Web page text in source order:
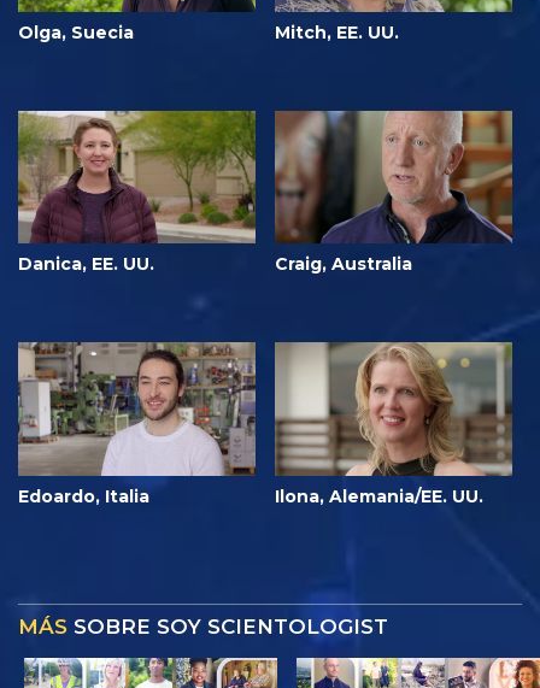
Olga, Suecia Mitch, EE. UU.
Danica, EE. UU. Craig, Australia
Edoardo, Italia Ilona, Alemania/EE. UU.
MÁS SOBRE SOY SCIENTOLOGIST